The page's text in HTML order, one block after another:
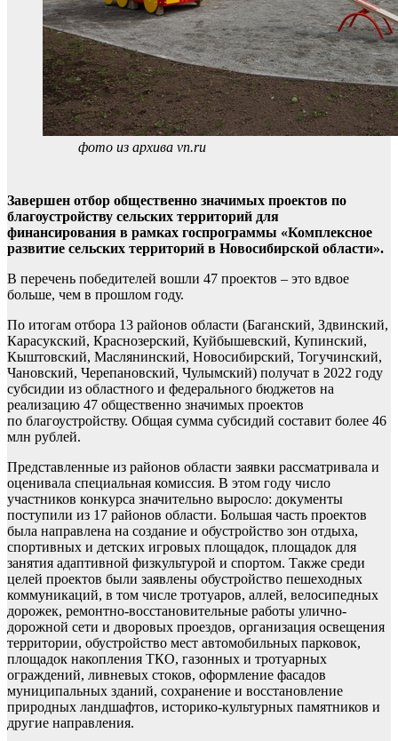
фото из архива vn.ru
Завершен отбор общественно значимых проектов по
благоустройству сельских территорий для
финансирования в рамках госпрограммы «Комплексное
развитие сельских территорий в Новосибирской области».
В перечень победителей вошли 47 проектов – это вдвое
больше, чем в прошлом году.
По итогам отбора 13 районов области (Баганский, Здвинский,
Карасукский, Краснозерский, Куйбышевский, Купинский,
Кыштовский, Маслянинский, Новосибирский, Тогучинский,
Чановский, Черепановский, Чулымский) получат в 2022 году
субсидии из областного и федерального бюджетов на
реализацию 47 общественно значимых проектов
по благоустройству. Общая сумма субсидий составит более 46
млн рублей.
Представленные из районов области заявки рассматривала и
оценивала специальная комиссия. В этом году число
участников конкурса значительно выросло: документы
поступили из 17 районов области. Большая часть проектов
была направлена на создание и обустройство зон отдыха,
спортивных и детских игровых площадок, площадок для
занятия адаптивной физкультурой и спортом. Также среди
целей проектов были заявлены обустройство пешеходных
коммуникаций, в том числе тротуаров, аллей, велосипедных
дорожек, ремонтно-восстановительные работы улично-
дорожной сети и дворовых проездов, организация освещения
территории, обустройство мест автомобильных парковок,
площадок накопления ТКО, газонных и тротуарных
ограждений, ливневых стоков, оформление фасадов
муниципальных зданий, сохранение и восстановление
природных ландшафтов, историко-культурных памятников и
другие направления.